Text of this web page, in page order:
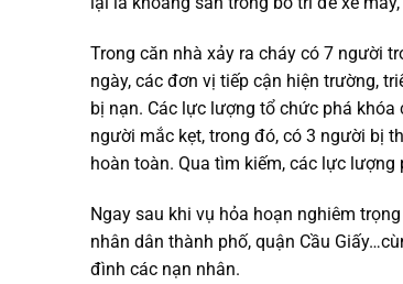
Trong căn nhà xảy ra cháy có 7 người
ngày, các đơn vị tiếp cận hiện trường,
bị nạn. Các lực lượng tổ chức phá
người mắc kẹt, trong đó, có 3 người bị
hoàn toàn. Qua tìm kiếm, các lực
Ngay sau khi vụ hỏa hoạn nghiêm
nhân dân thành phố, quận Cầu
đình các nạn nhân.